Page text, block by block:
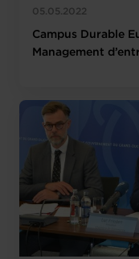
05.05.2022
Campus Durable
Management